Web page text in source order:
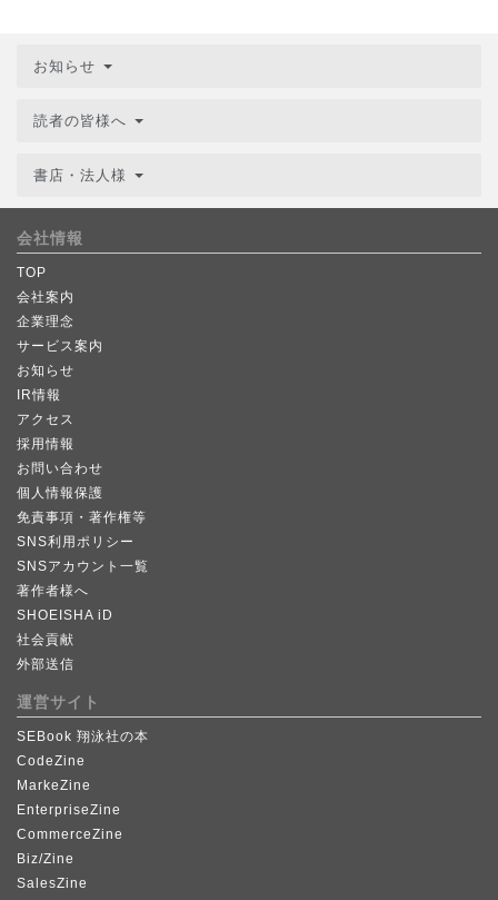
お知らせ
読者の皆様へ
書店・法人様
会社情報
TOP
会社案内
企業理念
サービス案内
お知らせ
IR情報
アクセス
採用情報
お問い合わせ
個人情報保護
免責事項・著作権等
SNS利用ポリシー
SNSアカウント一覧
著作者様へ
SHOEISHA iD
社会貢献
外部送信
運営サイト
SEBook 翔泳社の本
CodeZine
MarkeZine
EnterpriseZine
CommerceZine
Biz/Zine
SalesZine